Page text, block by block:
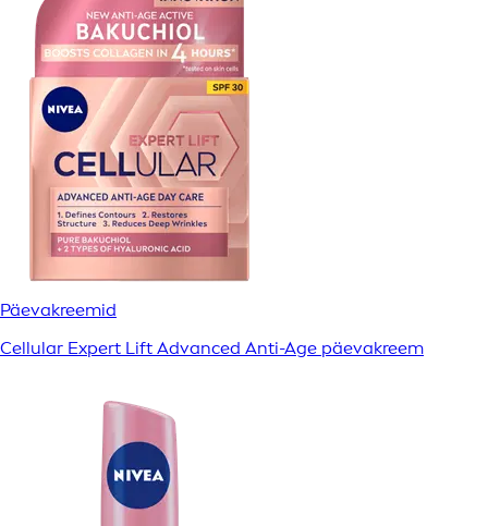
Päevakreemid
Cellular Expert Lift Advanced Anti-Age päevakreem